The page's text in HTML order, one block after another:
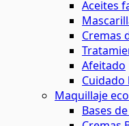
Aceites
Cremas
Afeitado
Cuidado
Maquillaje
Bases